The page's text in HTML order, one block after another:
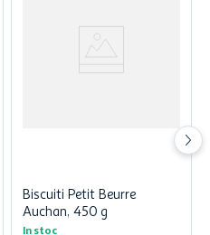
Biscuiti Petit Beurre
Auchan, 450 g
In stoc